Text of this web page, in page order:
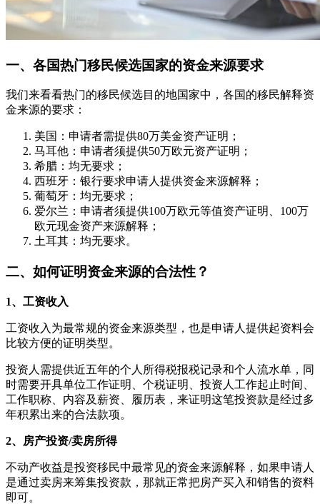
一、各国热门移民候选国家的资金来源要求
我们来看看热门的移民候选目的地国家中，各国的移民解释资
金来源的要求：
美国：申请者需提供80万美金资产证明；
马耳他：申请者须提供50万欧元资产证明；
希腊：均无要求；
西班牙：银行要求申请人提供资金来源解释；
葡萄牙：均无要求；
爱尔兰：申请者须提供100万欧元等值资产证明、100万
欧元现金资产来源解释；
土耳其：均无要求。
二、如何证明资金来源的合法性？
1、工资收入
工资收入为最常规的资金来源类型，也是申请人提供起资料会
比较方便的证明类型。
投资人需提供近五年的个人所得税报税记录和个人流水单，同
时需要开具单位工作证明、个税证明、投资人工作起止时间、
工作职称、内容及薪资、履历表，来证明这笔投资款是经过多
年积累出来的合法款项。
2、房产投资/卖房所得
不动产收益是投资移民中最常见的资金来源解释，如果申请人
是通过卖房来筹集投资款，那就正常把房产买入和销售的资料
即可。